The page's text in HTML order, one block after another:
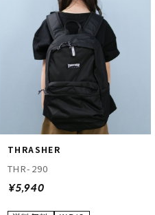
THRASHER
THR-290
¥5,940